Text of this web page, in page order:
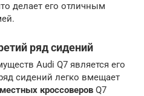
делает его отличным
ряд сидений
Audi Q7 является его
сидений легко вмещает
кроссоверов Q7